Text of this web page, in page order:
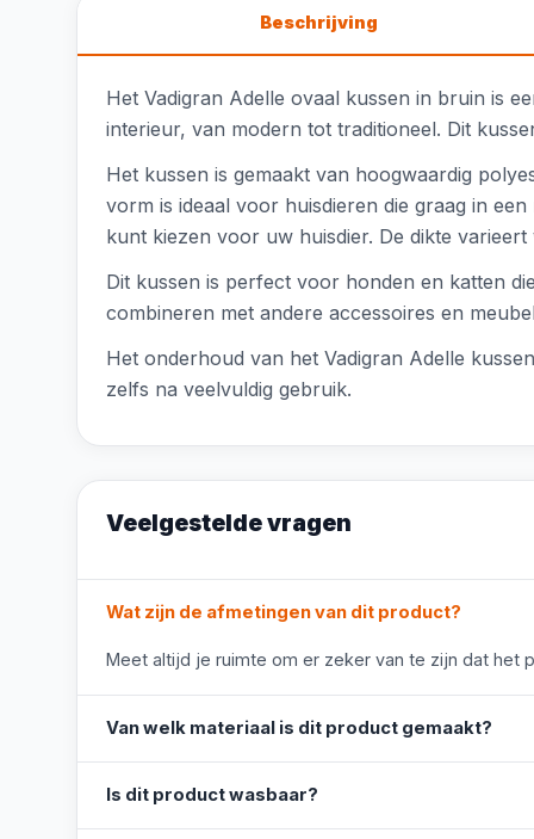
Beschrijving
Het Vadigran Adelle ovaal kussen in bruin is
interieur, van modern tot traditioneel. Dit
Het kussen is gemaakt van hoogwaardig
vorm is ideaal voor huisdieren die graag in
kunt kiezen voor uw huisdier. De dikte
Dit kussen is perfect voor honden en katten
combineren met andere accessoires en
Het onderhoud van het Vadigran Adelle
zelfs na veelvuldig gebruik.
Veelgestelde vragen
Wat zijn de afmetingen van dit product?
Meet altijd je ruimte om er zeker van te zijn dat het
Van welk materiaal is dit product gemaakt?
Is dit product wasbaar?